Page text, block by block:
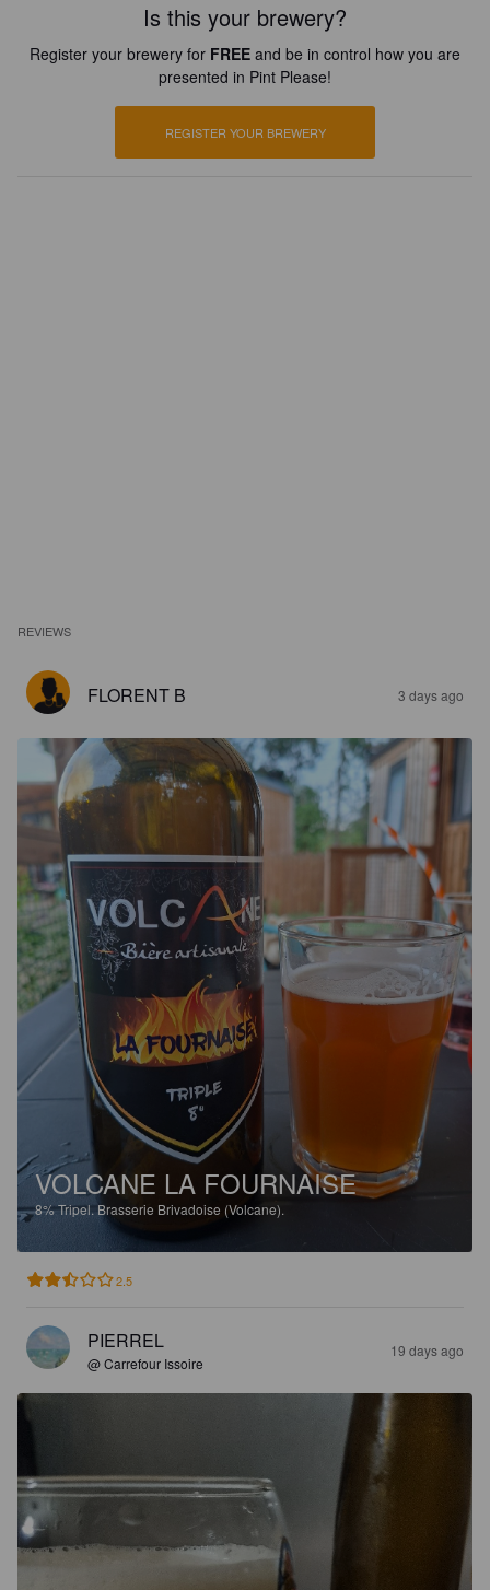
Is this your brewery?
Register your brewery for FREE and be in control how you are
presented in Pint Please!
REGISTER YOUR BREWERY
REVIEWS
FLORENT B 3 days ago
VOLCANE LA FOURNAISE
8%Tripel.Brasserie Brivadoise (Volcane).
2.5
PIERREL
@ Carrefour Issoire
19 days ago